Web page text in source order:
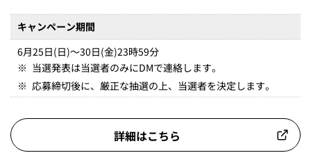
キャンペーン期間
6月25日(日)～30日(金)23時59分
※ 当選発表は当選者のみにDMで連絡します。
※ 応募締切後に、厳正な抽選の上、当選者を決定します。
詳細はこちら